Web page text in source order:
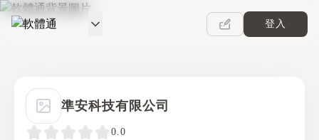
軟體通
登入
準安科技有限公司
0.0